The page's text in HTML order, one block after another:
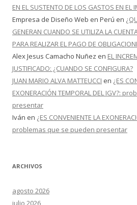
EN EL SUSTENTO DE LOS GASTOS EN EL
Empresa de Diseño Web en Perú en
GENERAN CUANDO SE UTILIZA LA
PARA REALIZAR EL PAGO DE
Alex Jesus Camacho Nuñez en EL
JUSTIFICADO: ¿CUANDO SE CONFIGURA?
JUAN MARIO ALVA MATTEUCCI en ¿ES
EXONERACIÓN TEMPORAL DEL IGV?:
presentar
Iván en ¿ES CONVENIENTE LA
problemas que se pueden presentar
ARCHIVOS
agosto 2026
julio 2026